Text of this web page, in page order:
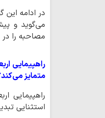
در ادامه‌
می‌گوید و
مصاحبه را در
راهپیمایی
متمایز
راهپیمایی
استثنایی